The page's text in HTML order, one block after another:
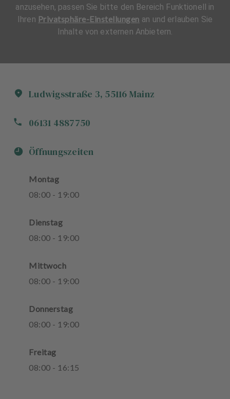
Ludwigsstraße 3, 55116 Mainz
06131 4887750
Öffnungszeiten
Montag
08:00 - 19:00
Dienstag
08:00 - 19:00
Mittwoch
08:00 - 19:00
Donnerstag
08:00 - 19:00
Freitag
08:00 - 16: 15
anzusehen, passen Sie bitte den Bereich Funktionell in
Ihren Privatsphäre-Einstellungen an und erlauben Sie
Inhalte von externen Anbietern.